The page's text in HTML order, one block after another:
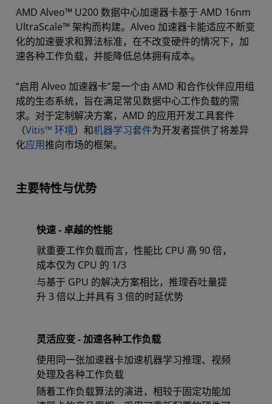
AMD Alveo™ U200 数据中心加速器卡基于 AMD 16nm
UltraScale™ 架构而构建。Alveo 加速器卡能适应不断变
化的加速要求和算法标准，在不改变硬件的情况下，加
速各种工作负载，并能降低总体拥有成本。
“启用 Alveo 加速器卡”是一个由 AMD 和合作伙伴应用组
成的生态系统，旨在满足常见数据中心工作负载的需
求。对于定制解决方案，AMD 的应用开发工具套件
（Vitis™ 环境）和机器学习套件为开发者提供了将差异
化应用推向市场的框架。
主要特性与优势
快速 - 卓越的性能
就重要工作负载而言，性能比 CPU 高 90 倍，
成本仅为 CPU 的 1/3
与基于 GPU 的解决方案相比，推理吞吐量提
升 3 倍以上并具有 3 倍的时延优势
灵活应变 - 加速各种工作负载
使用同一张加速器卡加速机器学习推理、视频
处理及各种工作负载
随着工作负载算法的演进，相较于固定功能加